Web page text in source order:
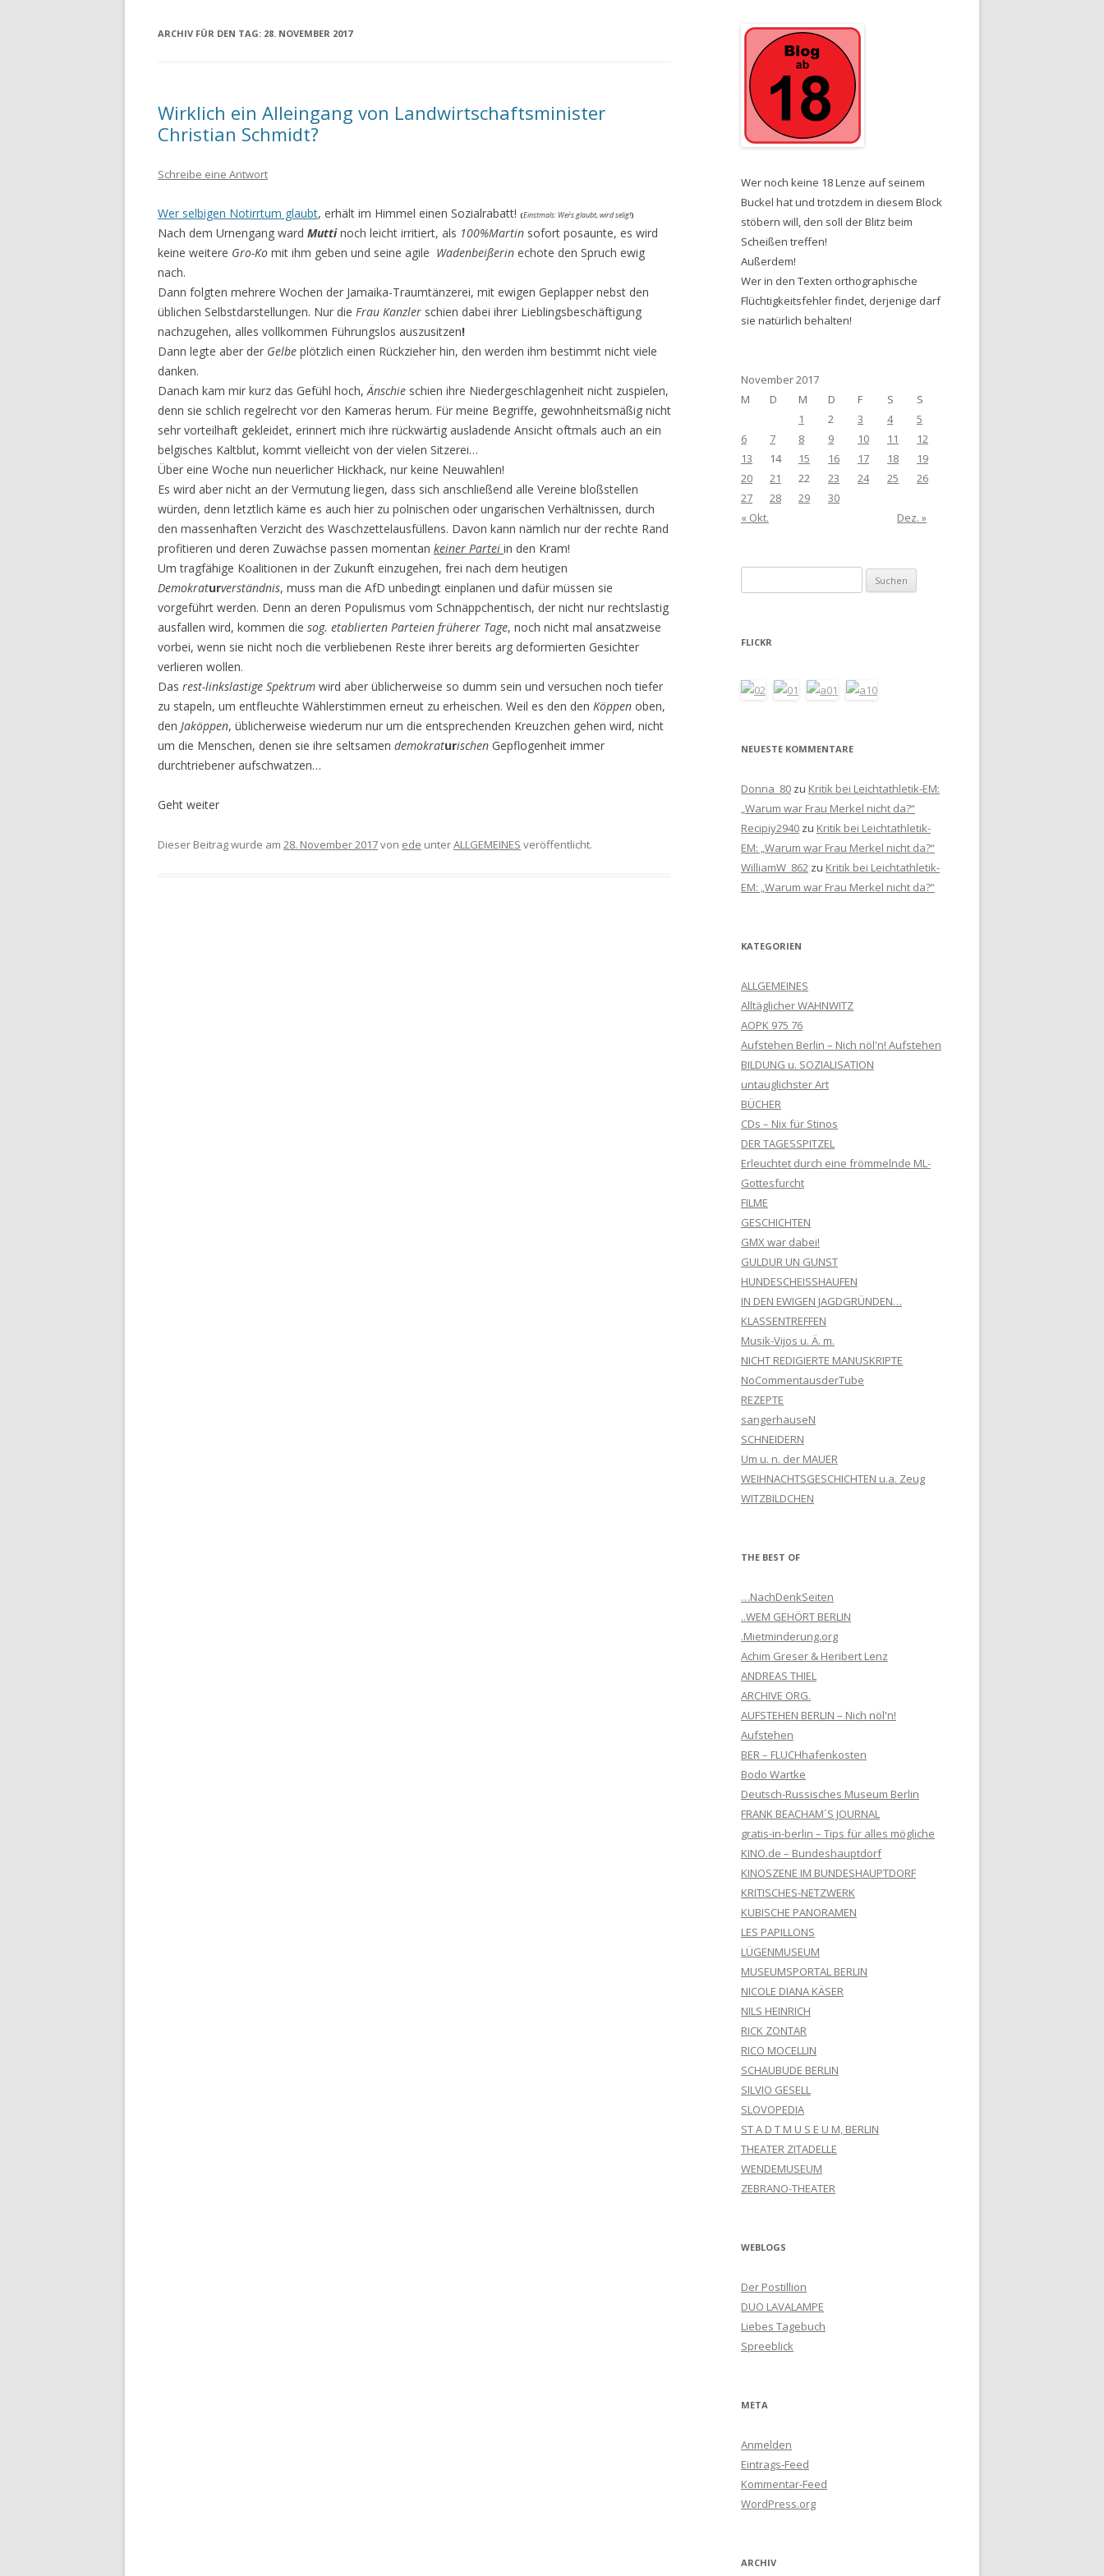
ARCHIV FÜR DEN TAG: 28. NOVEMBER 2017
Wirklich ein Alleingang von Landwirtschaftsminister
Christian Schmidt?
Schreibe eine Antwort
Wer selbigen Notirrtum glaubt, erhält im Himmel einen Sozialrabatt! (Einstmals: Wer´s glaubt, wird selig!)
Nach dem Urnengang ward Muttinoch leicht irritiert, als 100%Martin sofort posaunte, es wird
keine weitere Gro-Ko mit ihm geben und seine agile Wadenbeißerin echote den Spruch ewig
nach.
Dann folgten mehrere Wochen der Jamaika-Traumtänzerei, mit ewigen Geplapper nebst den
üblichen Selbstdarstellungen. Nur die Frau Kanzler schien dabei ihrer Lieblingsbeschäftigung
nachzugehen, alles vollkommen Führungslos auszusitzen!
Dann legte aber der Gelbe plötzlich einen Rückzieher hin, den werden ihm bestimmt nicht viele
danken.
Danach kam mir kurz das Gefühl hoch,Änschie schien ihre Niedergeschlagenheit nicht zuspielen,
denn sie schlich regelrecht vor den Kameras herum. Für meine Begriffe, gewohnheitsmäßig nicht
sehr vorteilhaft gekleidet, erinnert mich ihre rückwärtig ausladende Ansicht oftmals auch an ein
belgisches Kaltblut, kommt vielleicht von der vielen Sitzerei…
Über eine Woche nun neuerlicher Hickhack, nur keine Neuwahlen!
Es wird aber nicht an der Vermutung liegen, dass sich anschließend alle Vereine bloßstellen
würden, denn letztlich käme es auch hier zu polnischen oder ungarischen Verhältnissen, durch
den massenhaften Verzicht des Waschzettelausfüllens. Davon kann nämlich nur der rechte Rand
profitieren und deren Zuwächse passen momentan keiner Partei in den Kram!
Um tragfähige Koalitionen in der Zukunft einzugehen, frei nach dem heutigen
Demokraturverständnis, muss man die AfD unbedingt einplanen und dafür müssen sie
vorgeführt werden. Denn an deren Populismus vom Schnäppchentisch, der nicht nur rechtslastig
ausfallen wird, kommen die sog. etablierten Parteien früherer Tage, noch nicht mal ansatzweise
vorbei, wenn sie nicht noch die verbliebenen Reste ihrer bereits arg deformierten Gesichter
verlieren wollen.
Das rest-linkslastige Spektrum wird aber üblicherweise so dumm sein und versuchen noch tiefer
zu stapeln, um entfleuchte Wählerstimmen erneut zu erheischen. Weil es den den Köppen oben,
den Jaköppen, üblicherweise wiederum nur um die entsprechenden Kreuzchen gehen wird, nicht
um die Menschen, denen sie ihre seltsamen demokraturischen Gepflogenheit immer
durchtriebener aufschwatzen…
Geht weiter
Dieser Beitrag wurde am 28. November 2017von ede unterALLGEMEINES veröffentlicht.
Wer noch keine 18 Lenze auf seinem
Buckel hat und trotzdem in diesem Block
stöbern will, den soll der Blitz beim
Scheißen treffen!
Außerdem!
Wer in den Texten orthographische
Flüchtigkeitsfehler findet, derjenige darf
sie natürlich behalten!
November 2017
M
D M D F S
S
1
2 3 4
5
6
7 8 9 10 11
12
13
14 15 16 17 18
19
20
21 22 23 24 25
26
27
28 29
30
« Okt.
Dez. »
nach:
FLICKR
NEUESTE KOMMENTARE
Donna_80 zu Kritik bei Leichtathletik-EM:
„Warum war Frau Merkel nicht da?“
Recipiy2940 zu Kritik bei Leichtathletik-
EM: „Warum war Frau Merkel nicht da?“
WilliamW_862 zu Kritik bei Leichtathletik-
EM: „Warum war Frau Merkel nicht da?“
KATEGORIEN
ALLGEMEINES
Alltäglicher WAHNWITZ
AOPK 975 76
Aufstehen Berlin – Nich nöl'n! Aufstehen
BILDUNG u. SOZIALISATION
untauglichster Art
BÜCHER
CDs – Nix für Stinos
DER TAGESSPITZEL
Erleuchtet durch eine frömmelnde ML-
Gottesfurcht
FILME
GESCHICHTEN
GMX war dabei!
GULDUR UN GUNST
HUNDESCHEISSHAUFEN
IN DEN EWIGEN JAGDGRÜNDEN…
KLASSENTREFFEN
Musik-Vijos u. Ä. m.
NICHT REDIGIERTE MANUSKRIPTE
NoCommentausderTube
REZEPTE
sangerhauseN
SCHNEIDERN
Um u. n. der MAUER
WEIHNACHTSGESCHICHTEN u.a. Zeug
WITZBILDCHEN
THE BEST OF
…NachDenkSeiten
..WEM GEHÖRT BERLIN
.Mietminderung.org
Achim Greser & Heribert Lenz
ANDREAS THIEL
ARCHIVE ORG.
AUFSTEHEN BERLIN – Nich nöl'n!
Aufstehen
BER – FLUCHhafenkosten
Bodo Wartke
Deutsch-Russisches Museum Berlin
FRANK BEACHAM´S JOURNAL
gratis-in-berlin – Tips für alles mögliche
KINO.de – Bundeshauptdorf
KINOSZENE IM BUNDESHAUPTDORF
KRITISCHES-NETZWERK
KUBISCHE PANORAMEN
LES PAPILLONS
LÜGENMUSEUM
MUSEUMSPORTAL BERLIN
NICOLE DIANA KÄSER
NILS HEINRICH
RICK ZONTAR
RICO MOCELLIN
SCHAUBUDE BERLIN
SILVIO GESELL
SLOVOPEDIA
ST A D T M U S E U M, BERLIN
THEATER ZITADELLE
WENDEMUSEUM
ZEBRANO-THEATER
WEBLOGS
Der Postillion
DUO LAVALAMPE
Liebes Tagebuch
Spreeblick
META
Anmelden
Eintrags-Feed
Kommentar-Feed
WordPress.org
ARCHIV